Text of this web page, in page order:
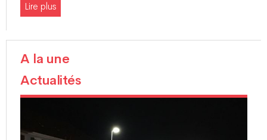
Lire plus
A la une
Actualités